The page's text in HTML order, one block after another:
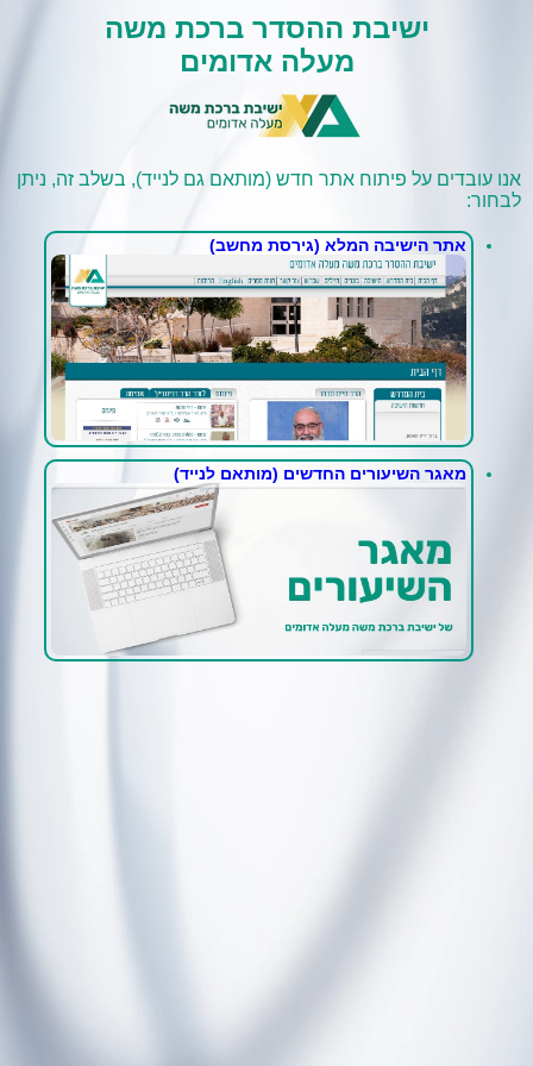
ישיבת ההסדר ברכת משה
מעלה אדומים
אנו עובדים על פיתוח אתר חדש (מותאם גם לנייד), בשלב זה, ניתן
לבחור:
אתר הישיבה המלא (גירסת מחשב)
מאגר השיעורים החדשים (מותאם לנייד)